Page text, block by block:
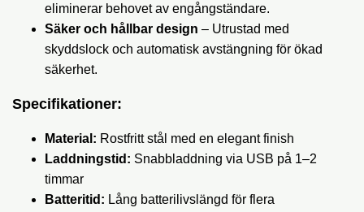
eliminerar behovet av engångständare.
Säker och hållbar design – Utrustad med
skyddslock och automatisk avstängning för ökad
säkerhet.
Specifikationer:
Material: Rostfritt stål med en elegant finish
Laddningstid: Snabbladdning via USB på 1–2
timmar
Batteritid: Lång batterilivslängd för flera